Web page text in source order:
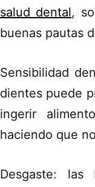
salud dental,
buenas pautas
Sensibilidad
dientes puede
ingerir
haciendo que
Desgaste: